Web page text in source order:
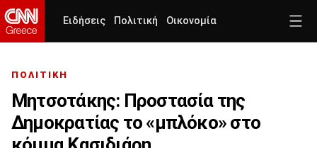
Ειδήσεις Πολιτική Οικονομία
ΠΟΛΙΤΙΚΗ
Μητσοτάκης: Προστασία της
Δημοκρατίας το «μπλόκο» στο